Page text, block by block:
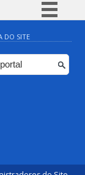
BR
DO SITE